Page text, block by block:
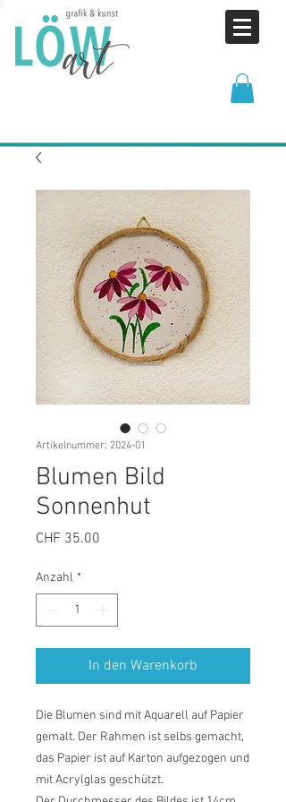
Artikelnummer: 2024-01
Blumen Bild
Sonnenhut
CHF 35.00
Anzahl *
In den Warenkorb
Die Blumen sind mit Aquarell auf Papier
gemalt. Der Rahmen ist selbs gemacht,
das Papier ist auf Karton aufgezogen und
mit Acrylglas geschützt.